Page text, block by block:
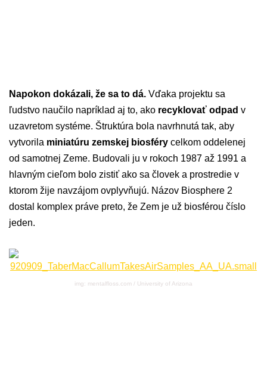
Napokon dokázali, že sa to dá. Vďaka projektu sa
ľudstvo naučilo napríklad aj to, ako recyklovať odpad v
uzavretom systéme. Štruktúra bola navrhnutá tak, aby
vytvorila miniatúru zemskej biosféry celkom oddelenej
od samotnej Zeme. Budovali ju v rokoch 1987 až 1991 a
hlavným cieľom bolo zistiť ako sa človek a prostredie v
ktorom žije navzájom ovplyvňujú. Názov Biosphere 2
dostal komplex práve preto, že Zem je už biosférou číslo
jeden.
img: mentalfloss.com / University of Arizona